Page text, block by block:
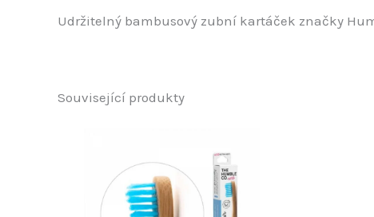
Udržitelný bambusový zubní kartáček značky
Související produkty